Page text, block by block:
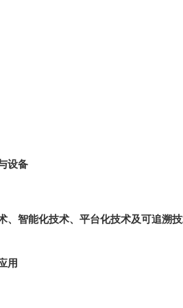
设备
、智能化技术、平台化技术及可追溯
用